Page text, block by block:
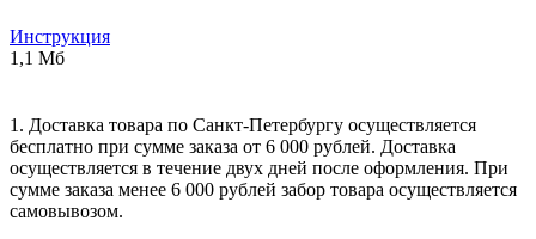
Инструкция
1,1 Мб
1. Доставка товара по Санкт-Петербургу осуществляется
бесплатно при сумме заказа от 6 000 рублей. Доставка
осуществляется в течение двух дней после оформления. При
сумме заказа менее 6 000 рублей забор товара осуществляется
самовывозом.